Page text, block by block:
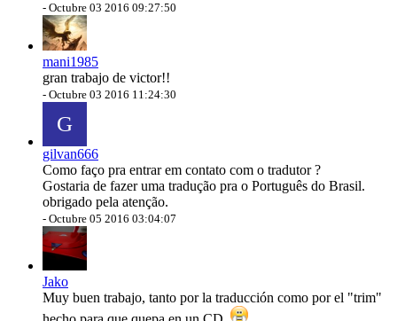
- Octubre 03 2016 09:27:50
mani1985
gran trabajo de victor!!
- Octubre 03 2016 11:24:30
G
gilvan666
Como faço pra entrar em contato com o tradutor ?
Gostaria de fazer uma tradução pra o Português do Brasil.
obrigado pela atenção.
- Octubre 05 2016 03:04:07
Jako
Muy buen trabajo, tanto por la traducción como por el "trim"